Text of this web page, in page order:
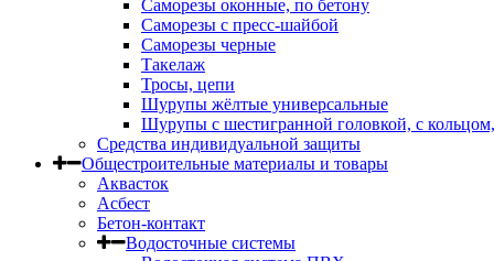
Саморезы оконные, по бетону
Саморезы с пресс-шайбой
Саморезы черные
Такелаж
Тросы, цепи
Шурупы жёлтые универсальные
Шурупы с шестигранной головкой, с
Средства индивидуальной защиты
Общестроительные материалы и товары
Аквасток
Асбест
Бетон-контакт
Водосточные системы